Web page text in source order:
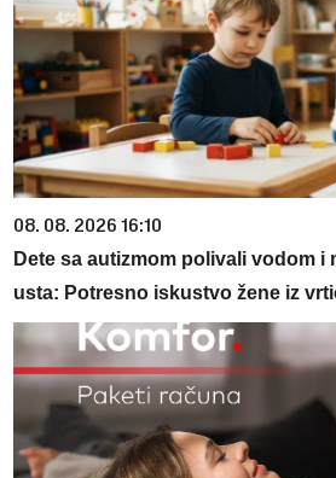
08. 08. 2026 16:10
Dete sa autizmom polivali vodom i
usta: Potresno iskustvo žene iz